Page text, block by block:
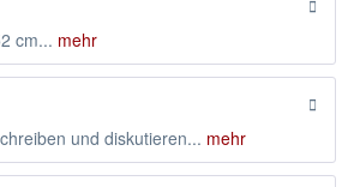
cm... mehr
und diskutieren... mehr